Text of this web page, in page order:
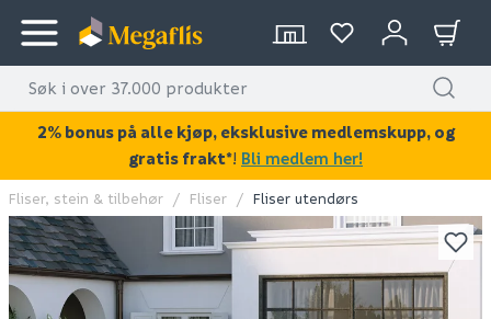
KAN DISSE VÆRE AV INTERESSE?
Fliser, stein & tilbehør Fliser Fliser utendørs
2% bonus på alle kjøp, eksklusive medlemskupp, og
gratis frakt*! Bli medlem her!